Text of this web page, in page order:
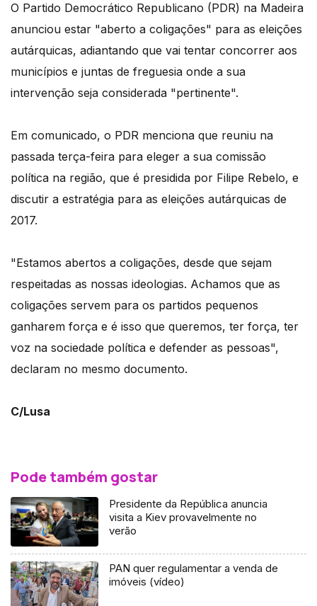
O Partido Democrático Republicano (PDR) na Madeira
anunciou estar "aberto a coligações" para as eleições
autárquicas, adiantando que vai tentar concorrer aos
municípios e juntas de freguesia onde a sua
intervenção seja considerada "pertinente".
Em comunicado, o PDR menciona que reuniu na
passada terça-feira para eleger a sua comissão
política na região, que é presidida por Filipe Rebelo, e
discutir a estratégia para as eleições autárquicas de
2017.
"Estamos abertos a coligações, desde que sejam
respeitadas as nossas ideologias. Achamos que as
coligações servem para os partidos pequenos
ganharem força e é isso que queremos, ter força, ter
voz na sociedade política e defender as pessoas",
declaram no mesmo documento.
C/Lusa
Pode também gostar
Presidente da República anuncia
visita a Kiev provavelmente no
verão
PAN quer regulamentar a venda de
imóveis (vídeo)